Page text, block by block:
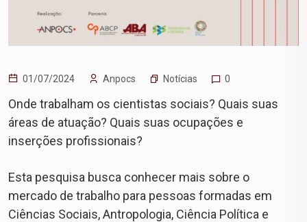
01/07/2024 Anpocs Notícias 0
Onde trabalham os cientistas sociais? Quais suas
áreas de atuação? Quais suas ocupações e
inserções profissionais?
Esta pesquisa busca conhecer mais sobre o
mercado de trabalho para pessoas formadas em
Ciências Sociais, Antropologia, Ciência Política e